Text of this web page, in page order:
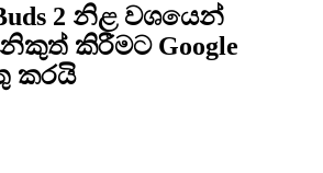
Buds 2 නිළ වශයෙන්
කිරීමට Google
කරයි